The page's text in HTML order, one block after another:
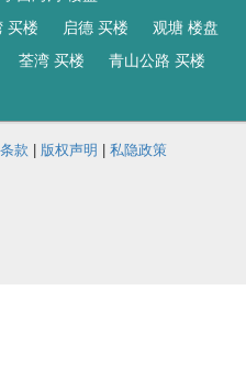
买楼 启德 买楼
观塘 楼盘
荃湾 买楼
青山公路 买楼
款 | 版权声明 | 私隐政策